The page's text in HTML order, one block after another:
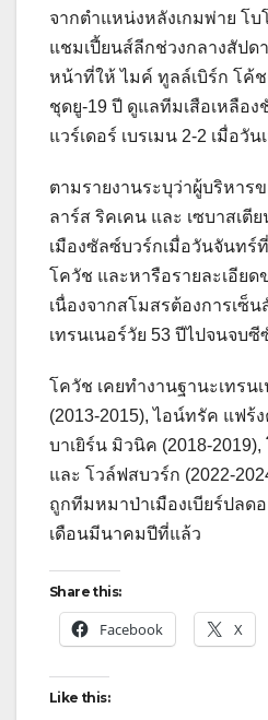
จากตำแหน่งหลังเกมพ่าย โ
แชมเปี้ยนส์ลีกช่วงกลางสัป
หน้าที่ให้ ไมค์ ทูลล์เบิร์ก โค้
ชุดยู-19 ปี ดูแลทีมเสือเหลือง
แวร์เดอร์ เบรเมน 2-2 เมื่อวั
ตามรายงานระบุว่าผู้บริหาร
ลาร์ส ริคเคน และ เซบาสเตี
เมืองซัลซ์บวร์กเมื่อวันจันทร์
โควัช และหารือรายละเอียด
เนื่องจากสโมสรต้องการเซ็
เทรนเนอร์วัย 53 ปีไปจนจบ
โควัช เคยทำงานฐานะเทรน
(2013-2015), ไอน์ทรัค แฟร้ง
บาเยิร์น มิวนิค (2018-
และ โวล์ฟสบวร์ก (2022-
ถูกทีมหมาป่าเมืองเบียร์ปลด
เดือนมีนาคมปีที่แล้ว
Share this:
Facebook X
Like this: